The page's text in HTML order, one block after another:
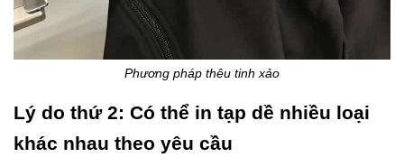
Phương pháp thêu tinh xảo
Lý do thứ 2: Có thể in tạp dề nhiều loại
khác nhau theo yêu cầu